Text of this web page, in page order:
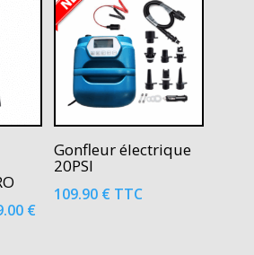
€
Gonfleur électrique
20PSI
109.90 € TTC